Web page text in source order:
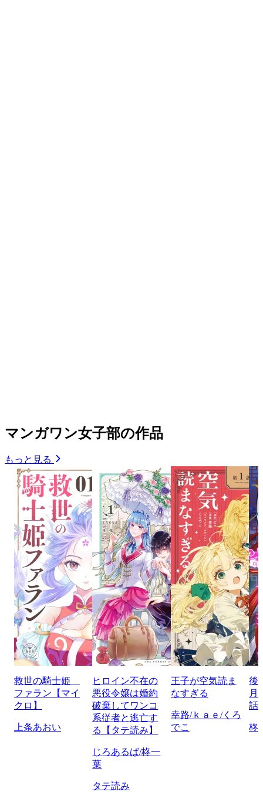
マンガワン女子部の作品
もっと見る
救世の騎士姫
ファラン【マイ
クロ】
上条あおい
ヒロイン不在の
悪役令嬢は婚約
破棄してワンコ
系従者と逃亡す
る【タテ読み】
じろあるば/柊一
葉
タテ読み
王子が空気読ま
なすぎる
幸路/ｋａｅ/くろ
でこ
後
月
話
柊